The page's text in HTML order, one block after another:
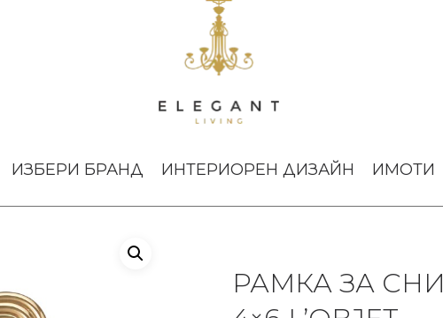
ИЗБЕРИ БРАНД ИНТЕРИОРЕН ДИЗАЙН ИМОТИ
РАМКА ЗА